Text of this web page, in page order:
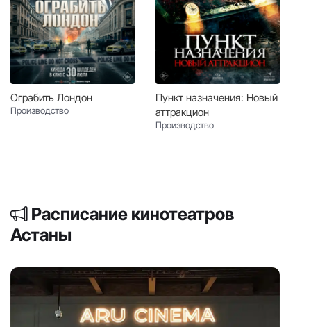
Ограбить Лондон
Производство
Пункт назначения: Новый
аттракцион
Производство
Расписание кинотеатров
Астаны